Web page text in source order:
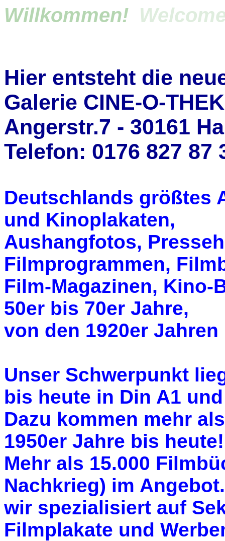
Willkommen!
Hier entsteht die
Galerie CINE-O-
Angerstr.7 - 30161
Telefon: 0176 827 87
Deutschlands größtes
und Kinoplakaten,
Aushangfotos,
Filmprogrammen,
Film-Magazinen, Kino-
50er bis 70er Jahre,
von den 1920er
Unser Schwerpunkt
bis heute in Din A1
Dazu kommen mehr
1950er Jahre bis
Mehr als 15.000
Nachkrieg) im
wir spezialisiert auf
Filmplakate und